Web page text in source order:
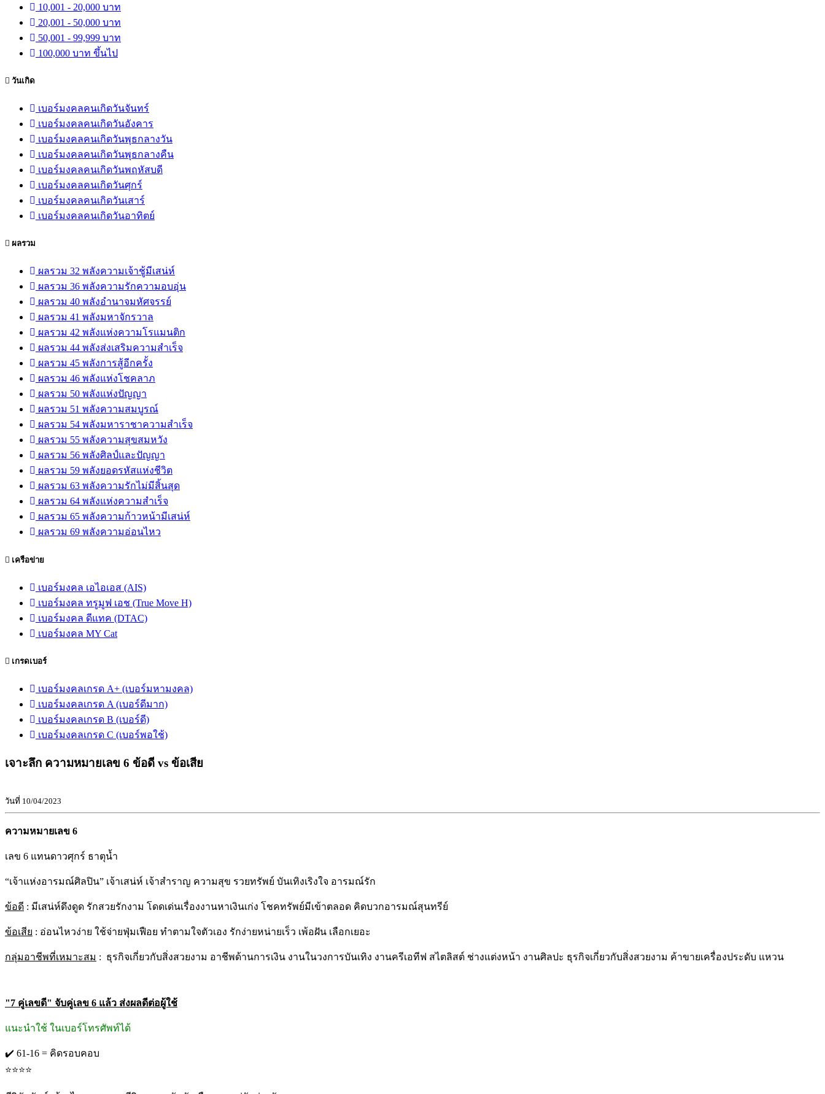
10,001 - 20,000 บาท
20,001 - 50,000 บาท
50,001 - 99,999 บาท
100,000 บาท ขึ้นไป
วันเกิด
เบอร์มงคลคนเกิดวันจันทร์
เบอร์มงคลคนเกิดวันอังคาร
เบอร์มงคลคนเกิดวันพุธกลางวัน
เบอร์มงคลคนเกิดวันพุธกลางคืน
เบอร์มงคลคนเกิดวันพฤหัสบดี
เบอร์มงคลคนเกิดวันศุกร์
เบอร์มงคลคนเกิดวันเสาร์
เบอร์มงคลคนเกิดวันอาทิตย์
ผลรวม
ผลรวม 32 พลังความเจ้าชู้มีเสน่ห์
ผลรวม 36 พลังความรักความอบอุ่น
ผลรวม 40 พลังอำนาจมหัศจรรย์
ผลรวม 41 พลังมหาจักรวาล
ผลรวม 42 พลังแห่งความโรแมนติก
ผลรวม 44 พลังส่งเสริมความสำเร็จ
ผลรวม 45 พลังการสู้อีกครั้ง
ผลรวม 46 พลังแห่งโชคลาภ
ผลรวม 50 พลังแห่งปัญญา
ผลรวม 51 พลังความสมบูรณ์
ผลรวม 54 พลังมหาราชาความสำเร็จ
ผลรวม 55 พลังความสุขสมหวัง
ผลรวม 56 พลังศิลป์และปัญญา
ผลรวม 59 พลังยอดรหัสแห่งชีวิต
ผลรวม 63 พลังความรักไม่มีสิ้นสุด
ผลรวม 64 พลังแห่งความสำเร็จ
ผลรวม 65 พลังความก้าวหน้ามีเสน่ห์
ผลรวม 69 พลังความอ่อนไหว
เครือข่าย
เบอร์มงคล เอไอเอส (AIS)
เบอร์มงคล ทรูมูฟ เอช (True Move H)
เบอร์มงคล ดีแทค (DTAC)
เบอร์มงคล MY Cat
เกรดเบอร์
เบอร์มงคลเกรด A+ (เบอร์มหามงคล)
เบอร์มงคลเกรด A (เบอร์ดีมาก)
เบอร์มงคลเกรด B (เบอร์ดี)
เบอร์มงคลเกรด C (เบอร์พอใช้)
เจาะลึก ความหมายเลข 6 ข้อดี vs ข้อเสีย
วันที่ 10/04/2023
ความหมายเลข 6
เลข 6 แทนดาวศุกร์ ธาตุน้ำ
“เจ้าแห่งอารมณ์ศิลปิน” เจ้าเสน่ห์ เจ้าสำราญ ความสุข รวยทรัพย์ บันเทิงเริงใจ อารมณ์รัก
ข้อดี : มีเสน่ห์ดึงดูด รักสวยรักงาม โดดเด่นเรื่องงานหาเงินเก่ง โชคทรัพย์มีเข้าตลอด คิดบวกอารมณ์สุนทรีย์
ข้อเสีย : อ่อนไหวง่าย ใช้จ่ายฟุ่มเฟือย ทำตามใจตัวเอง รักง่ายหน่ายเร็ว เพ้อฝัน เลือกเยอะ
กลุ่มอาชีพที่เหมาะสม : ธุรกิจเกี่ยวกับสิ่งสวยงาม อาชีพด้านการเงิน งานในวงการบันเทิง งานครีเอทีฟ สไตลิสต์ ช่างแต่งหน้า งานศิลปะ ธุรกิจเกี่ยวกับสิ่งสวยงาม ค้าขายเครื่องประดับ แหวน
"7 คู่เลขดี" จับคู่เลข 6 แล้ว ส่งผลดีต่อผู้ใช้
แนะนำใช้ ในเบอร์โทรศัพท์ได้
✔️ 61-16 = คิดรอบคอบ
⭐️⭐️⭐️⭐️